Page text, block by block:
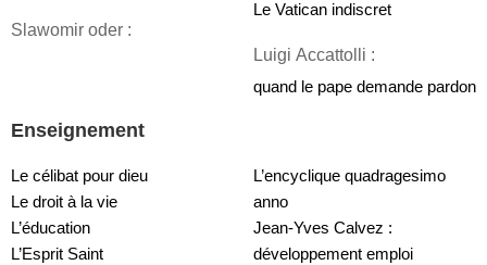
Slawomir oder :
Le Vatican indiscret
Luigi Accattolli :
quand le pape demande pardon
Enseignement
Le célibat pour dieu
Le droit à la vie
L’éducation
L’Esprit Saint
L’encyclique quadragesimo
anno
Jean-Yves Calvez :
développement emploi